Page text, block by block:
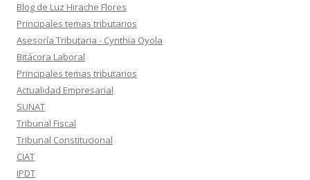
Blog de Luz Hirache Flores
Principales temas tributarios
Asesoría Tributaria - Cynthia Oyola
Bitácora Laboral
Principales temas tributarios
Actualidad Empresarial
SUNAT
Tribunal Fiscal
Tribunal Constitucional
CIAT
IPDT